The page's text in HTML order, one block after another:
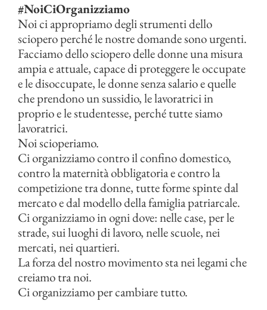
#NoiCiOrganizziamo
Noi ci appropriamo degli strumenti dello
sciopero perché le nostre domande sono urgenti.
Facciamo dello sciopero delle donne una misura
ampia e attuale, capace di proteggere le occupate
e le disoccupate, le donne senza salario e quelle
che prendono un sussidio, le lavoratrici in
proprio e le studentesse, perché tutte siamo
lavoratrici.
Noi scioperiamo.
Ci organizziamo contro il confino domestico,
contro la maternità obbligatoria e contro la
competizione tra donne, tutte forme spinte dal
mercato e dal modello della famiglia patriarcale.
Ci organizziamo in ogni dove: nelle case, per le
strade, sui luoghi di lavoro, nelle scuole, nei
mercati, nei quartieri.
La forza del nostro movimento sta nei legami che
creiamo tra noi.
Ci organizziamo per cambiare tutto.